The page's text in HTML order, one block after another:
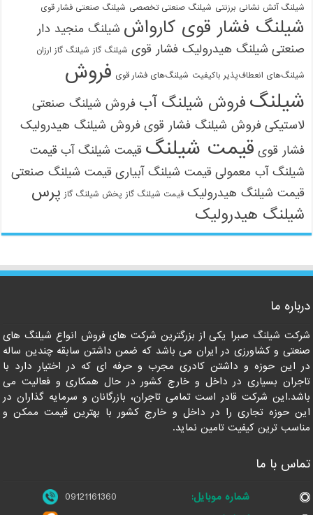
شیلنگ آتش نشانی برزنتی شیلنگ صنعتی تخصصی شیلنگ صنعتی فشار قوی
شیلنگ فشار قوی کارواش شیلنگ منجید دار
صنعتی شیلنگ هیدرولیک فشار قوی شیلنگ گاز شیلنگ گاز ارزان
شیلنگ‌های انعطاف‌پذیر باکیفیت شیلنگ‌های فشار قوی فروش
شیلنگ فروش شیلنگ آب فروش شیلنگ صنعتی
لاستیکی فروش شیلنگ فشار قوی فروش شیلنگ هیدرولیک
فشار قوی قیمت شیلنگ قیمت شیلنگ آب قیمت
شیلنگ آب معمولی قیمت شیلنگ آبیاری قیمت شیلنگ صنعتی
قیمت شیلنگ هیدرولیک قیمت شیلنگ گاز پخش شیلنگ گاز پرس
شیلنگ هیدرولیک
درباره ما
شرکت شیلنگ صبرا یکی از بزرگترین شرکت های فروش انواع شیلنگ های
صنعتی و کشاورزی در ایران می باشد که ضمن داشتن سابقه چندین ساله
در این حوزه و داشتن کادری مجرب و حرفه ای که در اختیار دارد با
تاجران بسیاری در داخل و خارج کشور در حال همکاری و فعالیت می
باشد.این شرکت قادر است تمامی تاجران، بازرگانان و سرمایه گذاران در
این حوزه تجاری را در داخل و خارج کشور با بهترین قیمت ممکن و
مناسب ترین کیفیت تامین نماید.
تماس با ما
شماره موبایل:
09121161360